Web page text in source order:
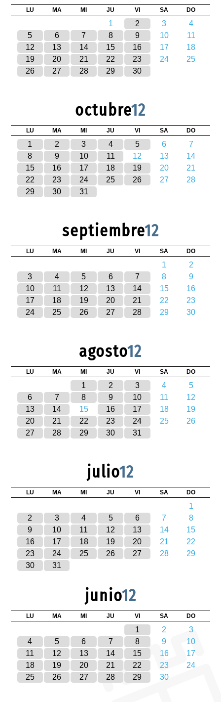
LU MA MI JU VI SA DO
1 2 3
4
5
6 7 8 9 10
11
12
13 14 15 16 17
18
19
20 21 22 23 24
25
26
27 28 29 30
octubre12
LU MA MI JU VI SA DO
1 2 3 4 5 6
7
8
9 10 11 12 13
14
15
16 17 18 19 20
21
22
23 24 25 26 27
28
29
30 31
septiembre12
LU MA MI JU VI SA DO
1
2
3
4 5 6 7 8
9
10
11 12 13 14 15
16
17
18 19 20 21 22
23
24
25 26 27 28 29 30
agosto12
LU MA MI JU VI SA DO
1 2 3 4
5
6
7 8 9 10 11
12
13
14 15 16 17 18
19
20
21 22 23 24 25
26
27
28 29 30 31
julio12
LU MA MI JU VI SA DO
1
2
3 4 5 6 7
8
9
10 11 12 13 14
15
16
17 18 19 20 21
22
23
24 25 26 27 28
29
30
31
junio12
LU MA MI JU VI SA DO
1 2
3
4
5 6 7 8 9
10
11
12 13 14 15 16
17
18
19 20 21 22 23
24
25
26 27 28 29 30